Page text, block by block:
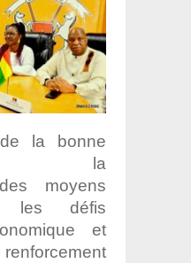
la bonne
la
moyens
les défis
et